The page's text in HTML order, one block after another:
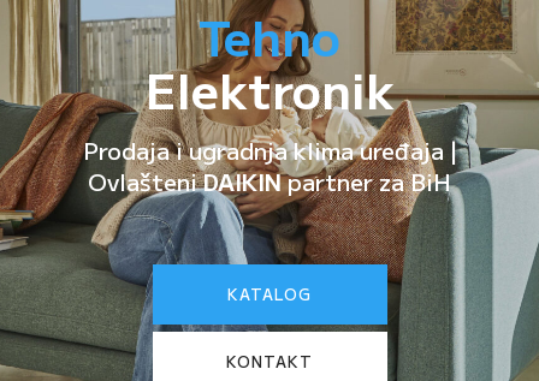
Tehno
Elektronik
Prodaja i ugradnja klima uređaja |
OvlašteniDAIKINpartner za BiH
KATALOG
KONTAKT